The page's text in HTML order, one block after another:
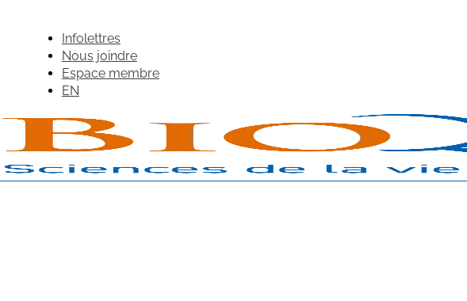
Infolettres
Nous joindre
Espace membre
EN